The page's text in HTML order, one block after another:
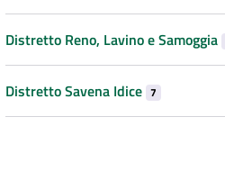
Distretto Reno, Lavino e Samoggia
Distretto Savena Idice 7